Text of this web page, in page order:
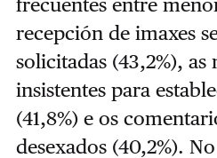
recepción de imaxes
solicitadas (43,2%), as
insistentes para
(41,8%) e os
desexados (40,2%).